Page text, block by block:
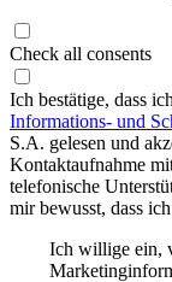
Check all consents
Ich bestätige, dass
Informations- und
S.A. gelesen und
Kontaktaufnahme
telefonische
mir bewusst, dass
Ich willige ein,